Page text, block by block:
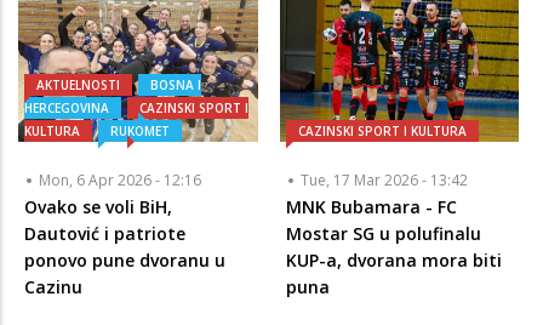
AKTUELNOSTI
BOSNA I
HERCEGOVINA
CAZINSKI SPORT I
KULTURA
RUKOMET
Mon, 6 Apr 2026 - 12:16
Ovako se voli BiH,
Dautović i patriote
ponovo pune dvoranu u
Cazinu
CAZINSKI SPORT I KULTURA
Tue, 17 Mar 2026 - 13:42
MNK Bubamara - FC
Mostar SG u polufinalu
KUP-a, dvorana mora biti
puna